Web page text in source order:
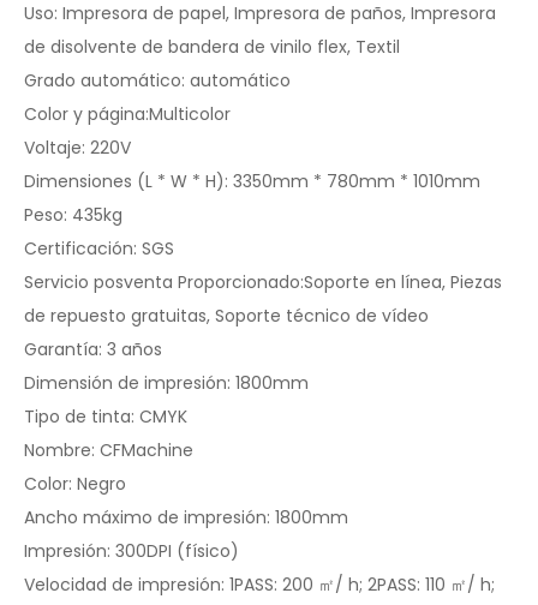
Uso: Impresora de papel, Impresora de paños, Impresora
de disolvente de bandera de vinilo flex, Textil
Grado automático: automático
Color y página:Multicolor
Voltaje: 220V
Dimensiones (L * W * H): 3350mm * 780mm * 1010mm
Peso: 435kg
Certificación: SGS
Servicio posventa Proporcionado:Soporte en línea, Piezas
de repuesto gratuitas, Soporte técnico de vídeo
Garantía: 3 años
Dimensión de impresión: 1800mm
Tipo de tinta: CMYK
Nombre: CFMachine
Color: Negro
Ancho máximo de impresión: 1800mm
Impresión: 300DPI (físico)
Velocidad de impresión: 1PASS: 200 ㎡/ h; 2PASS: 110 ㎡/ h;